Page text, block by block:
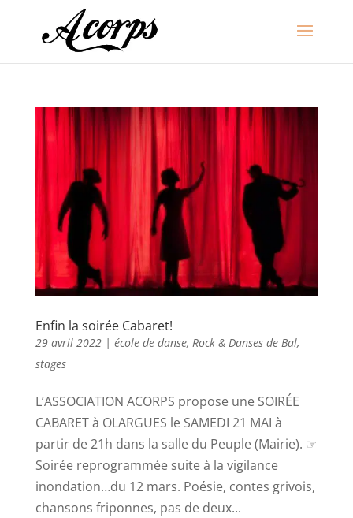
Enfin la soirée Cabaret!
29 avril 2022| école de danse, Rock & Danses de Bal,
stages
L’ASSOCIATION ACORPS propose une SOIRÉE
CABARET à OLARGUES le SAMEDI 21 MAI à
partir de 21h dans la salle du Peuple (Mairie). ☞
Soirée reprogrammée suite à la vigilance
inondation…du 12 mars. Poésie, contes grivois,
chansons friponnes, pas de deux...